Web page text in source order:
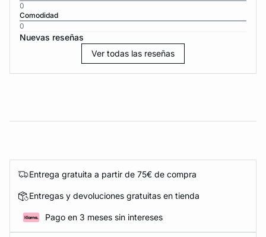
0
Comodidad
0
Nuevas reseñas
Ver todas las reseñas
Entrega gratuita a partir de 75€ de compra
Entregas y devoluciones gratuitas en tienda
Pago en 3 meses sin intereses